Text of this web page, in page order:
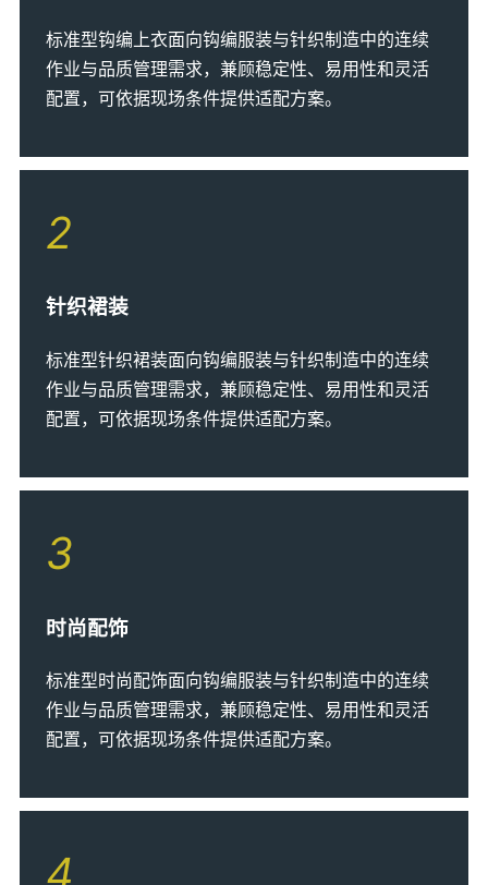
标准型钩编上衣面向钩编服装与针织制造中的连续
作业与品质管理需求，兼顾稳定性、易用性和灵活
配置，可依据现场条件提供适配方案。
2
针织裙装
标准型针织裙装面向钩编服装与针织制造中的连续
作业与品质管理需求，兼顾稳定性、易用性和灵活
配置，可依据现场条件提供适配方案。
3
时尚配饰
标准型时尚配饰面向钩编服装与针织制造中的连续
作业与品质管理需求，兼顾稳定性、易用性和灵活
配置，可依据现场条件提供适配方案。
4